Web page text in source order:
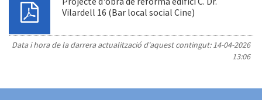
Vilardell 16 (Bar local social Cine)
Data i hora de la darrera actualització d'aquest contingut:14-04-2026
13:06